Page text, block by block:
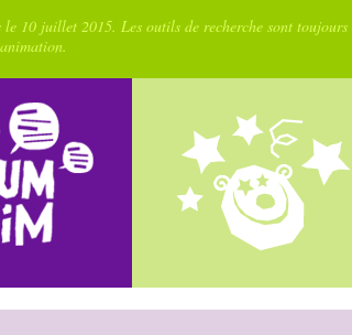
10 juillet 2015. Les outils de recherche sont